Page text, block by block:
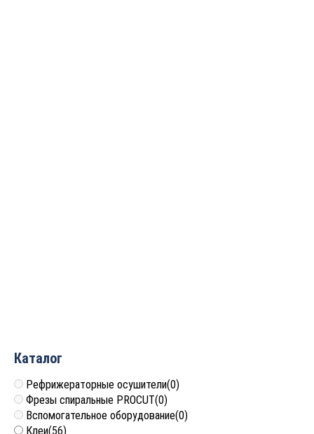
Каталог
Рефрижераторные осушители(0)
Фрезы спиральные PROCUT(0)
Вспомогательное оборудование(0)
Клеи(56)